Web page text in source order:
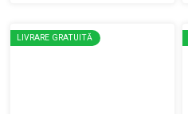
LIVRARE GRATUITĂ